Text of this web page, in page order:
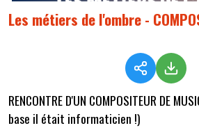
Les métiers de l'ombre -
RENCONTRE D'UN COMPOSITEUR DE
base il était informaticien !)